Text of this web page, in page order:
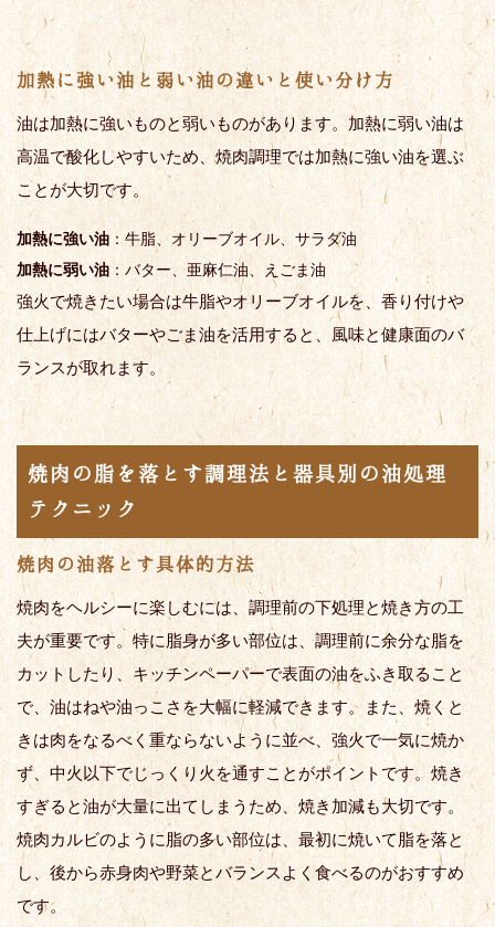
加熱に強い油と弱い油の違いと使い分け方
油は加熱に強いものと弱いものがあります。加熱に弱い油は
高温で酸化しやすいため、焼肉調理では加熱に強い油を選ぶ
ことが大切です。
加熱に強い油：牛脂、オリーブオイル、サラダ油
加熱に弱い油：バター、亜麻仁油、えごま油
強火で焼きたい場合は牛脂やオリーブオイルを、香り付けや
仕上げにはバターやごま油を活用すると、風味と健康面のバ
ランスが取れます。
焼肉の脂を落とす調理法と器具別の油処理
テクニック
焼肉の油落とす具体的方法
焼肉をヘルシーに楽しむには、調理前の下処理と焼き方の工
夫が重要です。特に脂身が多い部位は、調理前に余分な脂を
カットしたり、キッチンペーパーで表面の油をふき取ること
で、油はねや油っこさを大幅に軽減できます。また、焼くと
きは肉をなるべく重ならないように並べ、強火で一気に焼か
ず、中火以下でじっくり火を通すことがポイントです。焼き
すぎると油が大量に出てしまうため、焼き加減も大切です。
焼肉カルビのように脂の多い部位は、最初に焼いて脂を落と
し、後から赤身肉や野菜とバランスよく食べるのがおすすめ
です。